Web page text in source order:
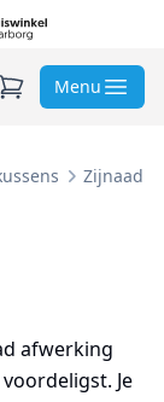
Menu
Zijnaad
afwerking
Je